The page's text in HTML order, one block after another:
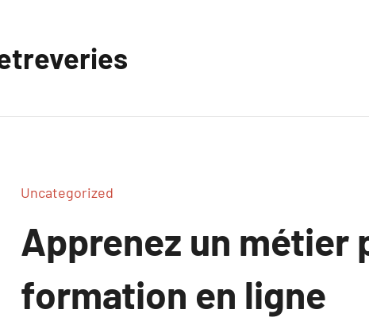
Uncategorized
Apprenez un métier
formation en ligne